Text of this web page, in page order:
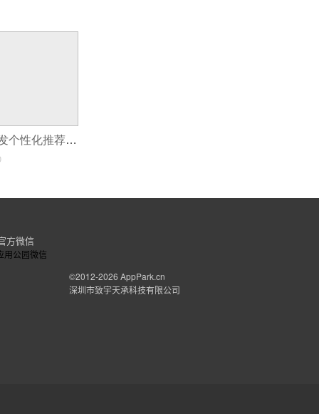
利用机器学习开发个性化推荐的应用程序
方微信
©2012-2026 AppPark.cn
深圳市致宇天承科技有限公司